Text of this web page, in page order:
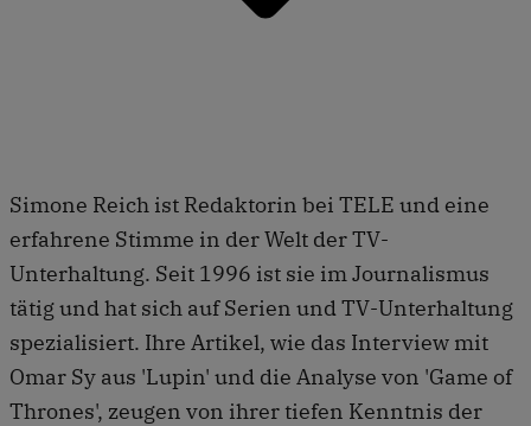
Simone Reich ist Redaktorin bei TELE und eine
erfahrene Stimme in der Welt der TV-
Unterhaltung. Seit 1996 ist sie im Journalismus
tätig und hat sich auf Serien und TV-Unterhaltung
spezialisiert. Ihre Artikel, wie das Interview mit
Omar Sy aus 'Lupin' und die Analyse von 'Game of
Thrones', zeugen von ihrer tiefen Kenntnis der